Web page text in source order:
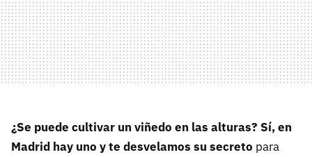
¿Se puede cultivar un viñedo en las alturas? Sí, en
Madrid hay uno y te desvelamos su secreto para